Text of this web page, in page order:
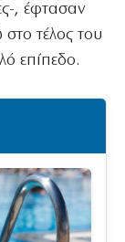
, έφτασαν
τέλος του
επίπεδο.